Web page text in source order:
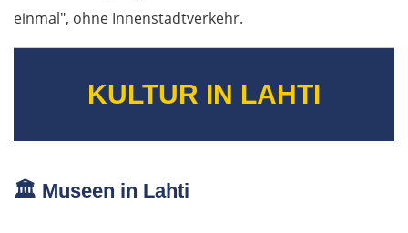
einmal", ohne Innenstadtverkehr.
KULTUR IN LAHTI
🏛️ Museen in Lahti
Korinth